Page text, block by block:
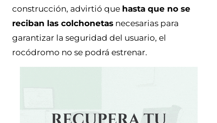
construcción, advirtió que hasta que no se
reciban las colchonetas necesarias para
garantizar la seguridad del usuario, el
rocódromo no se podrá estrenar.